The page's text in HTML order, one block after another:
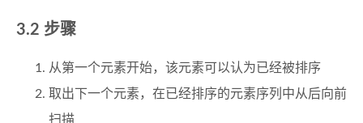
步骤
从第一个元素开始，该元素可以认为已经被排序
取出下一个元素，在已经排序的元素序列中从后向前
扫描